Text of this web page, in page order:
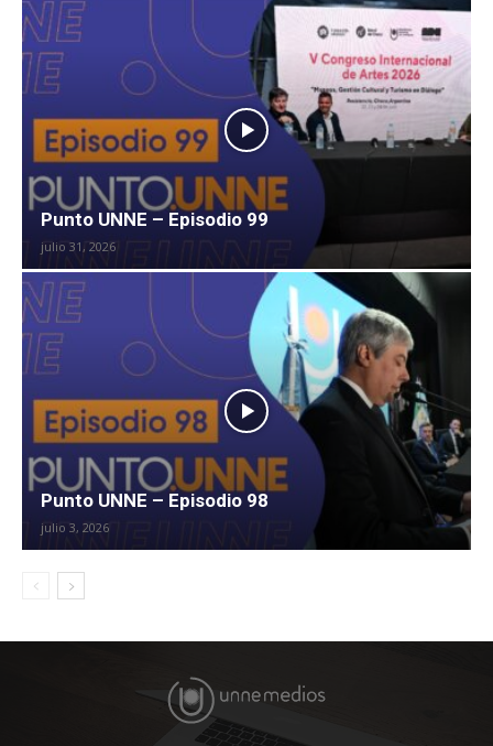
Punto UNNE – Episodio 99
julio 31, 2026
Punto UNNE – Episodio 98
julio 3, 2026